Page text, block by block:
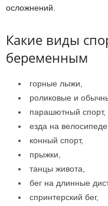
осложнений.
Какие виды
беременным
горные лыжи,
роликовые и
парашютный спорт,
езда на велосипеде,
конный спорт,
прыжки,
танцы живота,
бег на длинные
спринтерский бег,